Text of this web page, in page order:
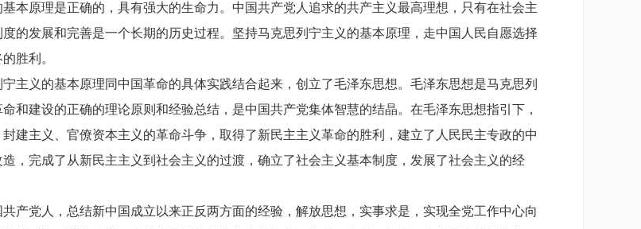
原理是正确的，具有强大的生命力。中国共产党人追求的共产主义最高理想，只有在社会主
的发展和完善是一个长期的历史过程。坚持马克思列宁主义的基本原理，走中国人民自愿选择
胜利。
义的基本原理同中国革命的具体实践结合起来，创立了毛泽东思想。毛泽东思想是马克思列
和建设的正确的理论原则和经验总结，是中国共产党集体智慧的结晶。在毛泽东思想指引下，
建主义、官僚资本主义的革命斗争，取得了新民主主义革命的胜利，建立了人民民主专政的中
，完成了从新民主主义到社会主义的过渡，确立了社会主义基本制度，发展了社会主义的经
党人，总结新中国成立以来正反两方面的经验，解放思想，实事求是，实现全党工作中心向